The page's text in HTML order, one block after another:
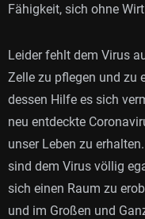
Fähigkeit, sich ohne
Leider fehlt dem Virus
Zelle zu pflegen und zu
dessen Hilfe es sich
neu entdeckte
unser Leben zu
sind dem Virus völlig
sich einen Raum zu
und im Großen und